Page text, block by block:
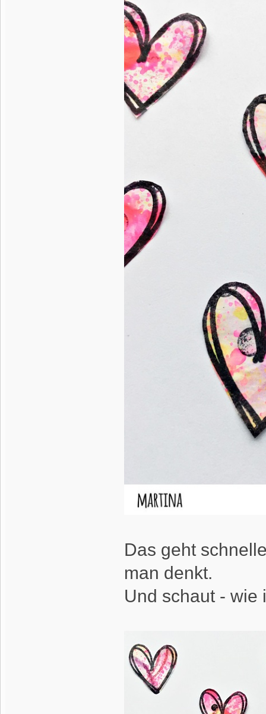
Das geht
man denkt.
Und schaut - wie